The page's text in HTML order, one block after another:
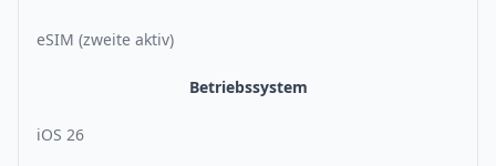
eSIM (zweite aktiv)
Betriebssystem
iOS 26